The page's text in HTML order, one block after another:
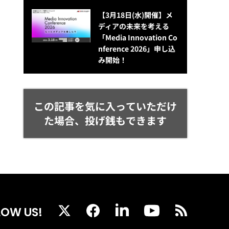
【3月18日(水)開催】メ
ディアの未来を考える
「Media Innovation Co
nference 2026」申し込
み開始！
この記事を気に入っていただけ
た場合、投げ銭もできます
US!